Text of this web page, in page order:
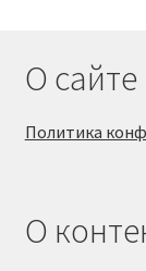
О сайте
Политика
О